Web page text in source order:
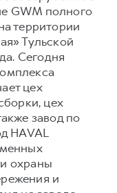
GWM полного
территории
Тульской
Сегодня
цех
цех
завод по
HAVAL
охраны
и